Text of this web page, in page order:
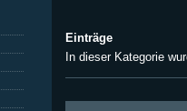
Einträge
In dieser Kategorie